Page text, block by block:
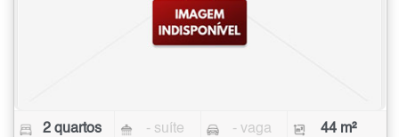
2 quartos - suíte - vaga 44 m²